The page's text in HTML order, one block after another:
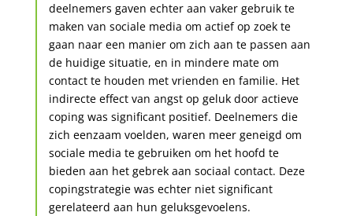
deelnemers gaven echter aan vaker gebruik te
maken van sociale media om actief op zoek te
gaan naar een manier om zich aan te passen aan
de huidige situatie, en in mindere mate om
contact te houden met vrienden en familie. Het
indirecte effect van angst op geluk door actieve
coping was significant positief. Deelnemers die
zich eenzaam voelden, waren meer geneigd om
sociale media te gebruiken om het hoofd te
bieden aan het gebrek aan sociaal contact. Deze
copingstrategie was echter niet significant
gerelateerd aan hun geluksgevoelens.